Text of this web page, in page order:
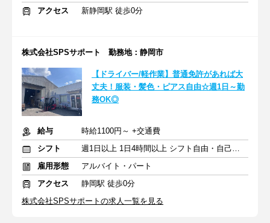
アクセス 新静岡駅 徒歩0分
株式会社SPSサポート 勤務地：静岡市
【ドライバー/軽作業】普通免許があれば大
丈夫！服装・髪色・ピアス自由☆週1日～勤
務OK◎
給与
時給1100円～ +交通費
シフト
週1日以上 1日4時間以上 シフト自由・自己申告
雇用形態
アルバイト・パート
アクセス
静岡駅 徒歩0分
株式会社SPSサポートの求人一覧を見る